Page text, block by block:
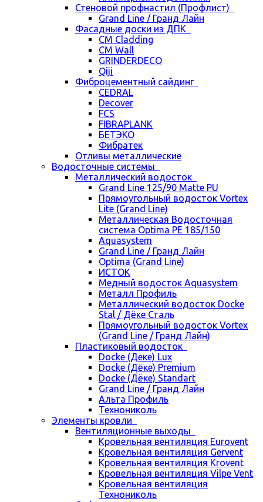
Стеновой профнастил (Профлист)
Grand Line / Гранд Лайн
Фасадные доски из ДПК
CM Cladding
CM Wall
GRINDERDECO
Qiji
Фиброцементный сайдинг
CEDRAL
Decover
FCS
FIBRAPLANK
БЕТЭКО
Фибратек
Отливы металлические
Водосточные системы
Металлический водосток
Grand Line 125/90 Matte PU
Прямоугольный водосток Vortex
Lite (Grand Line)
Металлическая Водосточная
система Optima PE 185/150
Aquasystem
Grand Line / Гранд Лайн
Optima (Grand Line)
ИСТОК
Медный водосток Aquasystem
Металл Профиль
Металлический водосток Docke
Stal / Дёке Сталь
Прямоугольный водосток Vortex
(Grand Line / Гранд Лайн)
Пластиковый водосток
Docke (Деке) Lux
Docke (Дёке) Premium
Docke (Дёке) Standart
Grand Line / Гранд Лайн
Альта Профиль
Технониколь
Элементы кровли
Вентиляционные выходы
Кровельная вентиляция Eurovent
Кровельная вентиляция Gervent
Кровельная вентиляция Krovent
Кровельная вентиляция Vilpe Vent
Кровельная вентиляция
Технониколь